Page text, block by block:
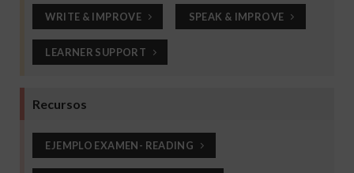
WRITE & IMPROVE SPEAK & IMPROVE
LEARNER SUPPORT
Recursos
EJEMPLO EXAMEN- READING